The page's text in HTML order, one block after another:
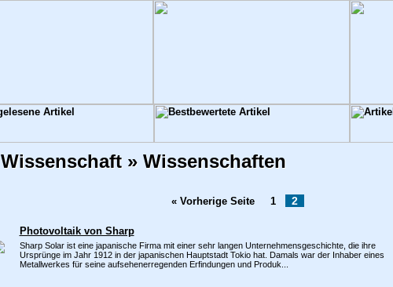
Wissenschaft » Wissenschaften
« Vorherige Seite 1 2
Photovoltaik von Sharp
Sharp Solar ist eine japanische Firma mit einer sehr langen Unternehmensgeschichte, die ihre
Ursprünge im Jahr 1912 in der japanischen Hauptstadt Tokio hat. Damals war der Inhaber eines
Metallwerkes für seine aufsehenerregenden Erfindungen und Produk...